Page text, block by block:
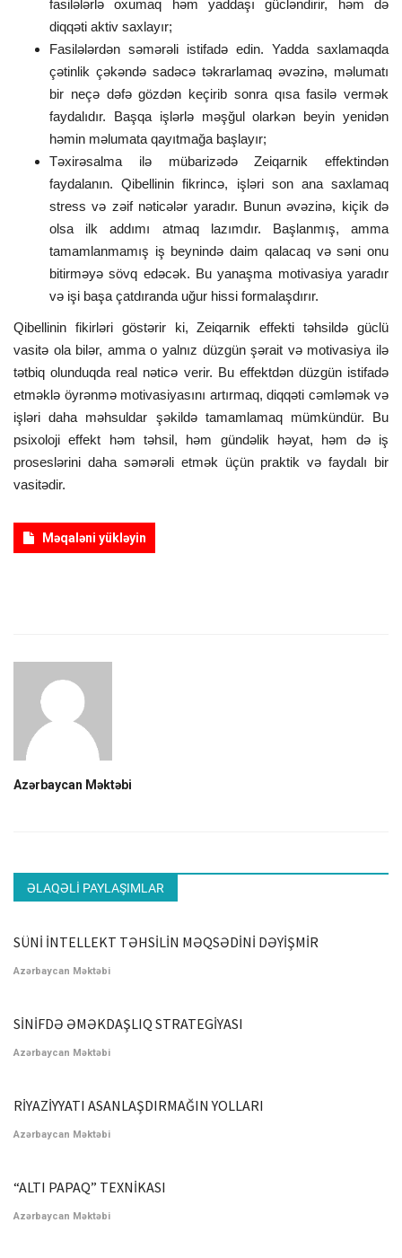
fasilələrlə oxumaq həm yaddaşı gücləndirir, həm də
diqqəti aktiv saxlayır;
Fasilələrdən səmərəli istifadə edin. Yadda saxlamaqda
çətinlik çəkəndə sadəcə təkrarlamaq əvəzinə, məlumatı
bir neçə dəfə gözdən keçirib sonra qısa fasilə vermək
faydalıdır. Başqa işlərlə məşğul olarkən beyin yenidən
həmin məlumata qayıtmağa başlayır;
Təxirəsalma ilə mübarizədə Zeiqarnik effektindən
faydalanın. Qibellinin fikrincə, işləri son ana saxlamaq
stress və zəif nəticələr yaradır. Bunun əvəzinə, kiçik də
olsa ilk addımı atmaq lazımdır. Başlanmış, amma
tamamlanmamış iş beynində daim qalacaq və səni onu
bitirməyə sövq edəcək. Bu yanaşma motivasiya yaradır
və işi başa çatdıranda uğur hissi formalaşdırır.
Qibellinin fikirləri göstərir ki, Zeiqarnik effekti təhsildə güclü
vasitə ola bilər, amma o yalnız düzgün şərait və motivasiya ilə
tətbiq olunduqda real nəticə verir. Bu effektdən düzgün istifadə
etməklə öyrənmə motivasiyasını artırmaq, diqqəti cəmləmək və
işləri daha məhsuldar şəkildə tamamlamaq mümkündür. Bu
psixoloji effekt həm təhsil, həm gündəlik həyat, həm də iş
proseslərini daha səmərəli etmək üçün praktik və faydalı bir
vasitədir.
Məqaləni yükləyin
Azərbaycan Məktəbi
ƏLAQƏLI PAYLAŞIMLAR
SÜNİ İNTELLEKT TƏHSİLİN MƏQSƏDİNİ DƏYİŞMİR
Azərbaycan Məktəbi
SİNİFDƏ ƏMƏKDAŞLIQ STRATEGİYASI
Azərbaycan Məktəbi
RİYAZİYYATI ASANLAŞDIRMAĞIN YOLLARI
Azərbaycan Məktəbi
“ALTI PAPAQ” TEXNİKASI
Azərbaycan Məktəbi